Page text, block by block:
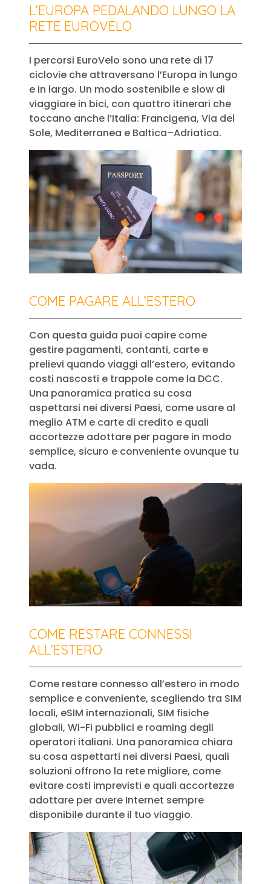
L’EUROPA PEDALANDO LUNGO LA
RETE EUROVELO
I percorsi EuroVelo sono una rete di 17
ciclovie che attraversano l’Europa in lungo
e in largo. Un modo sostenibile e slow di
viaggiare in bici, con quattro itinerari che
toccano anche l’Italia: Francigena, Via del
Sole, Mediterranea e Baltica–Adriatica.
COME PAGARE ALL’ESTERO
Con questa guida puoi capire come
gestire pagamenti, contanti, carte e
prelievi quando viaggi all’estero, evitando
costi nascosti e trappole come la DCC.
Una panoramica pratica su cosa
aspettarsi nei diversi Paesi, come usare al
meglio ATM e carte di credito e quali
accortezze adottare per pagare in modo
semplice, sicuro e conveniente ovunque tu
vada.
COME RESTARE CONNESSI
ALL’ESTERO
Come restare connesso all’estero in modo
semplice e conveniente, scegliendo tra SIM
locali, eSIM internazionali, SIM fisiche
globali, Wi-Fi pubblici e roaming degli
operatori italiani. Una panoramica chiara
su cosa aspettarti nei diversi Paesi, quali
soluzioni offrono la rete migliore, come
evitare costi imprevisti e quali accortezze
adottare per avere Internet sempre
disponibile durante il tuo viaggio.